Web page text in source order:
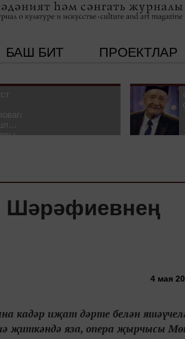
БАШ БИТ ПРОЕКТЛАР
Шәрәфиевнең
4 мая
кадәр иҗат дәрте белән
җиткәндә яза, опера җырчысы